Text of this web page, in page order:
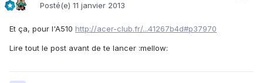
Posté(e) 11 janvier 2013
Et ça, pour l'A510 http://acer-club.fr/...41267b4d#p37970
Lire tout le post avant de te lancer :mellow: